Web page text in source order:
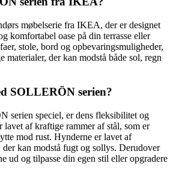
møbelserie fra IKEA, der er designet
komfortabel oase på din terrasse eller
stole, bord og opbevaringsmuligheder,
materialer, der kan modstå både sol, regn
SOLLERÖN serien?
serien speciel, er dens fleksibilitet og
lavet af kraftige rammer af stål, som er
mod rust. Hynderne er lavet af
der kan modstå fugt og sollys. Derudover
ud og tilpasse din egen stil eller opgradere